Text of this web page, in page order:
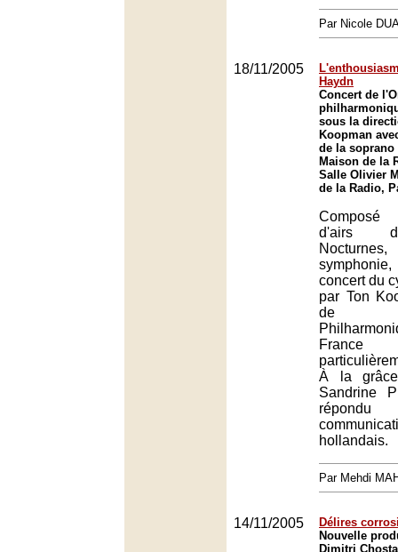
Par Nicole
18/11/2005
Haydn
Concert de
sous la
Koopman
de la soprano
Maison de la
Salle Olivier
de la Radio,
Composé
d'airs
concert du
par Ton
de
France
À la
Sandrine
répondu
hollandais.
Par Mehdi
14/11/2005
Délires
Nouvelle
Dimitri